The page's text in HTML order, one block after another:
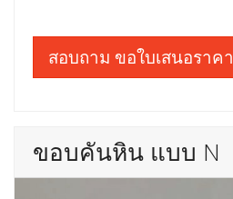
สอบถาม ขอใบเสนอราคา
ขอบคันหิน แบบ N